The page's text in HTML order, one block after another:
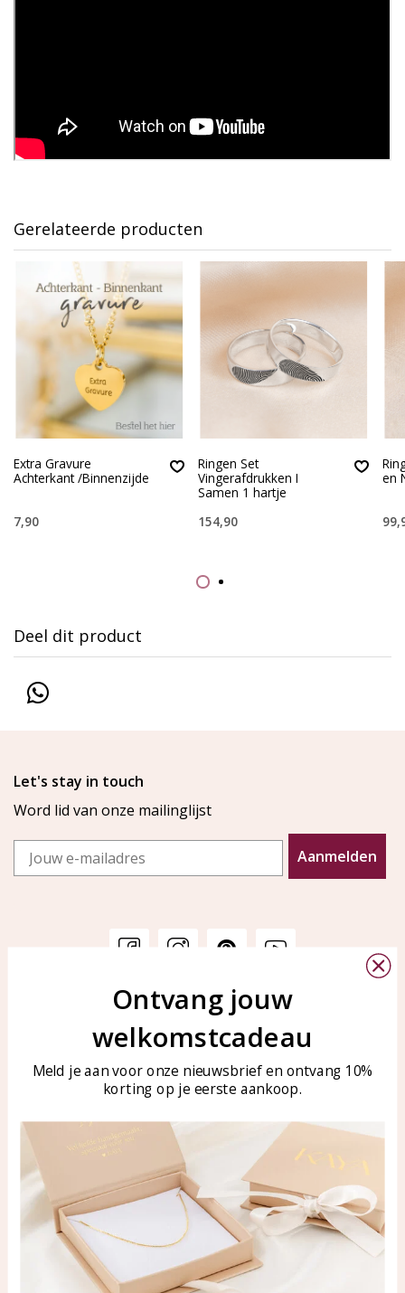
Gerelateerde producten
Extra Gravure
Achterkant /Binnenzijde
7,90
Ringen Set
Vingerafdrukken I
Samen 1 hartje
154,90
en
Deel dit product
Let's stay in touch
Word lid van onze mailinglijst
Email
Aanmelden
Veelgestelde vragen
Sieraden onderhouden
KAYA Sieraden
Bellen of WhatsApp Ma-Vr
tussen 09:00-17:00
Tel: 0850003187
WhatsApp: 0850003187
klantenservice@kayasierade
Producten
Alle producten
Nieuwe producten
KAYA Sieraden
Over ons
Samenwerken?
Ontvang jouw
welkomstcadeau
Meld je aan voor onze nieuwsbrief en ontvang 10%
korting op je eerste aankoop.